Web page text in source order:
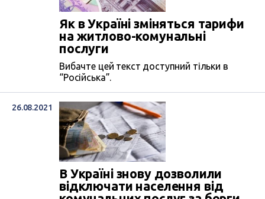
Як в Україні зміняться тарифи
на житлово-комунальні
послуги
Вибачте цей текст доступний тільки в
“Російська”.
26.08.2021
В Україні знову дозволили
відключати населення від